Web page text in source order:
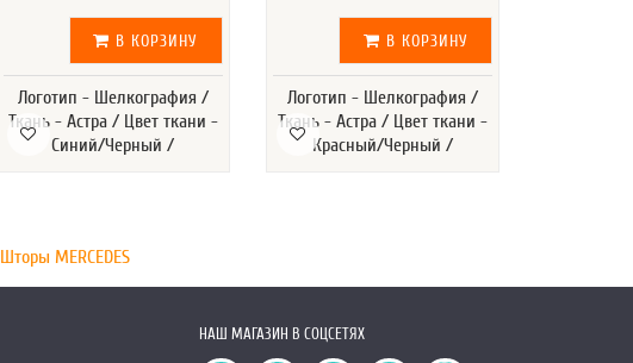
В КОРЗИНУ
Логотип - Шелкография /
Ткань - Астра / Цвет ткани -
Синий/Черный /
В КОРЗИНУ
Логотип - Шелкография /
Ткань - Астра / Цвет ткани -
Красный/Черный /
Шторы MERCEDES
НАШ МАГАЗИН В СОЦСЕТЯХ